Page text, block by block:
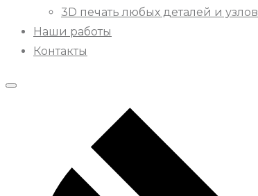
3D печать любых деталей и узлов
Наши работы
Контакты